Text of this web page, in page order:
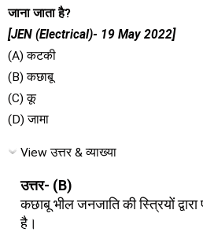
जाना जाता है?
[JEN (Electrical)- 19 May 2022]
(A) कटकी
(B) कछाबू
(C) कू
(D) जामा
View उत्तर & व्याख्या
उत्तर- (B)
कछाबू भील जनजाति की स्त्रियों
है।